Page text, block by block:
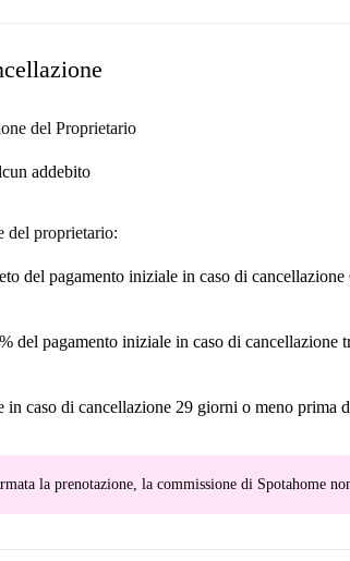
di Siviglia
Siviglia, Festival del cinema europeo al 100%,
acquatico Aquopolis, Parco Isla Mágica,
Maria Luisa, Parco Alamillo, Giardini Murillo
del Proprietario
addebito
del proprietario:
del pagamento iniziale in caso di
del pagamento iniziale in caso di cancellazione
in caso di cancellazione 29 giorni o meno prima
la prenotazione, la commissione di Spotahome